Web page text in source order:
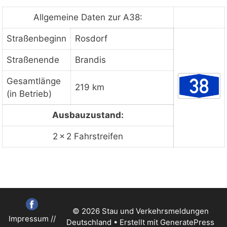
ansehen
Staukarte laden
Allgemeine Daten zur A38:
Straßenbeginn Rosdorf
Straßenende Brandis
Gesamtlänge
(in Betrieb)
219 km
Ausbauzustand:
2 × 2 Fahrstreifen
Impressum //
© 2026 Stau und Verkehrsmeldungen
Deutschland • Erstellt mit GeneratePress